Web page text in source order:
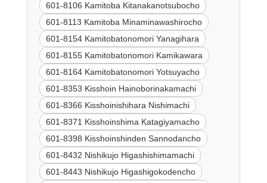
601-8106 Kamitoba Kitanakanotsubocho
601-8113 Kamitoba Minaminawashirocho
601-8154 Kamitobatonomori Yanagihara
601-8155 Kamitobatonomori Kamikawara
601-8164 Kamitobatonomori Yotsuyacho
601-8353 Kisshoin Hainoborinakamachi
601-8366 Kisshoinishihara Nishimachi
601-8371 Kisshoinshima Katagiyamacho
601-8398 Kisshoinshinden Sannodancho
601-8432 Nishikujo Higashishimamachi
601-8443 Nishikujo Higashigokodencho